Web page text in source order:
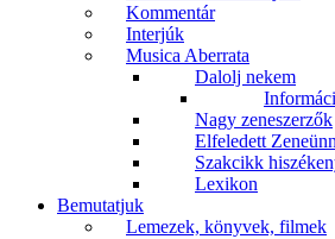
Kommentár
Interjúk
Musica Aberrata
Dalolj nekem
Nagy zeneszerzők
Elfeledett
Szakcikk
Lexikon
Bemutatjuk
Lemezek, könyvek, filmek